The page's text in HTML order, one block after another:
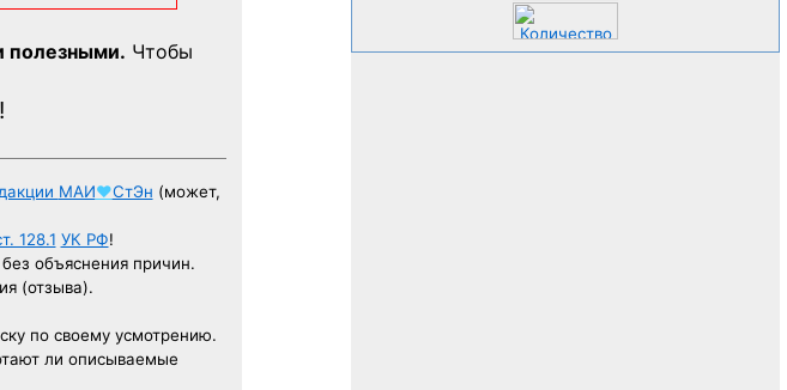
полезными. Чтобы
!
МАИ♥СтЭн (может,
128.1 УК РФ!
объяснения причин.
(отзыва).
по своему усмотрению.
ли описываемые